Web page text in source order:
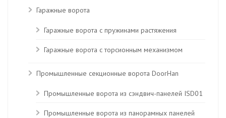
Гаражные ворота
Гаражные ворота с пружинами растяжения
Гаражные ворота с торсионным механизмом
Промышленные секционные ворота DoorHan
Промышленные ворота из сэндвич-панелей ISD01
Промышленные ворота из панорамных панелей